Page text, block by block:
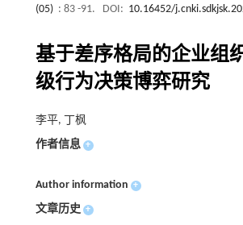
(05) : 83 -91. DOI: 10.16452/
基于差序格局的企业组
级行为决策博弈研究
李平, 丁枫
作者信息 +
Author information +
文章历史 +